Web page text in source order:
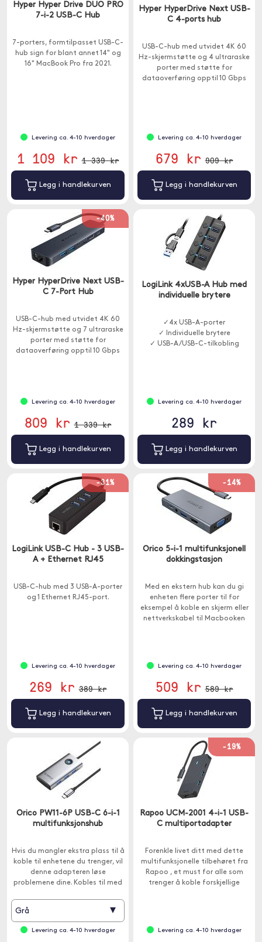
Hyper Hyper Drive DUO PRO
7-i-2 USB-C Hub
7-porters, formtilpasset USB-C-
hub sign for blant annet 14" og
16" MacBook Pro fra 2021.
Levering ca. 4-10 hverdager
1 109 kr 1 339 kr
Legg i handlekurven
Hyper HyperDrive Next USB-
C 4-ports hub
USB-C-hub med utvidet 4K 60
Hz-skjermstøtte og 4 ultraraske
porter med støtte for
dataoverføring opptil 10 Gbps
Levering ca. 4-10 hverdager
679 kr 909 kr
Legg i handlekurven
-40%
Hyper HyperDrive Next USB-
C 7-Port Hub
USB-C-hub med utvidet 4K 60
Hz-skjermstøtte og 7 ultraraske
porter med støtte for
dataoverføring opptil 10 Gbps
Levering ca. 4-10 hverdager
809 kr 1 339 kr
Legg i handlekurven
LogiLink 4xUSB-A Hub med
individuelle brytere
✓4x USB-A-porter
✓ Individuelle brytere
✓ USB-A/USB-C-tilkobling
Levering ca. 4-10 hverdager
289 kr
Legg i handlekurven
-31%
LogiLink USB-C Hub - 3 USB-
A + Ethernet RJ45
USB-C-hub med 3 USB-A-porter
og 1 Ethernet RJ45-port.
Levering ca. 4-10 hverdager
269 kr 389 kr
Legg i handlekurven
-14%
Orico 5-i-1 multifunksjonell
dokkingstasjon
Med en ekstern hub kan du gi
enheten flere porter til for
eksempel å koble en skjerm eller
nettverkskabel til Macbooken
Levering ca. 4-10 hverdager
509 kr 589 kr
Legg i handlekurven
Orico PW11-6P USB-C 6-i-1
multifunksjonshub
Hvis du mangler ekstra plass til å
koble til enhetene du trenger, vil
denne adapteren løse
problemene dine. Kobles til med
Grå ▾
Levering ca. 4-10 hverdager
-19%
Rapoo UCM-2001 4-i-1 USB-
C multiportadapter
Forenkle livet ditt med dette
multifunksjonelle tilbehøret fra
Rapoo , et must for alle som
trenger å koble forskjellige
Levering ca. 4-10 hverdager